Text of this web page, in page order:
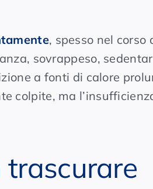
, spesso nel corso
sovrappeso,
a fonti di calore
colpite, ma
trascurare